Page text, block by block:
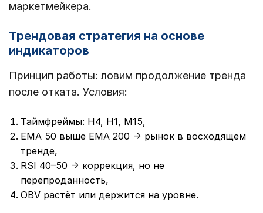
маркетмейкера.
Трендовая стратегия на основе
индикаторов
Принцип работы: ловим продолжение тренда
после отката. Условия:
Таймфреймы: H4, H1, M15,
EMA 50 выше EMA 200 → рынок в восходящем
тренде,
RSI 40–50 → коррекция, но не
перепроданность,
OBV растёт или держится на уровне.